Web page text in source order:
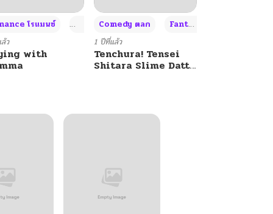
+4
โรแมนซ์ Adult ผู้ใหญ่ +4
ว
with
Comedy ตลก Fantasy แฟนตาซี
1 ปีที่แล้ว
Tenchura! Tensei
Shitara Slime Datta